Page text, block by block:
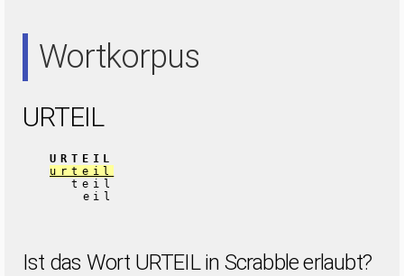
Wortkorpus
URTEIL
URTEIL
urteil
teil
eil
Ist das Wort URTEIL in Scrabble erlaubt?